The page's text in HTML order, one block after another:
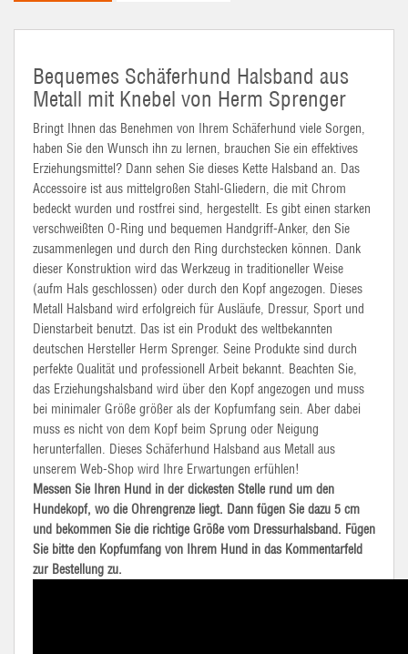
Bequemes Schäferhund Halsband aus
Metall mit Knebel von Herm Sprenger
Bringt Ihnen das Benehmen von Ihrem Schäferhund viele Sorgen,
haben Sie den Wunsch ihn zu lernen, brauchen Sie ein effektives
Erziehungsmittel? Dann sehen Sie dieses Kette Halsband an. Das
Accessoire ist aus mittelgroßen Stahl-Gliedern, die mit Chrom
bedeckt wurden und rostfrei sind, hergestellt. Es gibt einen starken
verschweißten O-Ring und bequemen Handgriff-Anker, den Sie
zusammenlegen und durch den Ring durchstecken können. Dank
dieser Konstruktion wird das Werkzeug in traditioneller Weise
(aufm Hals geschlossen) oder durch den Kopf angezogen. Dieses
Metall Halsband wird erfolgreich für Ausläufe, Dressur, Sport und
Dienstarbeit benutzt. Das ist ein Produkt des weltbekannten
deutschen Hersteller Herm Sprenger. Seine Produkte sind durch
perfekte Qualität und professionell Arbeit bekannt. Beachten Sie,
das Erziehungshalsband wird über den Kopf angezogen und muss
bei minimaler Größe größer als der Kopfumfang sein. Aber dabei
muss es nicht von dem Kopf beim Sprung oder Neigung
herunterfallen. Dieses Schäferhund Halsband aus Metall aus
unserem Web-Shop wird Ihre Erwartungen erfühlen!
Messen Sie Ihren Hund in der dickesten Stelle rund um den
Hundekopf, wo die Ohrengrenze liegt. Dann fügen Sie dazu 5 cm
und bekommen Sie die richtige Größe vom Dressurhalsband. Fügen
Sie bitte den Kopfumfang von Ihrem Hund in das Kommentarfeld
zur Bestellung zu.